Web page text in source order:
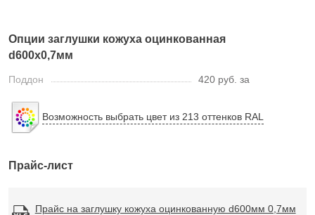
Опции заглушки кожуха оцинкованная
d600х0,7мм
Поддон 420 руб. за
Возможность выбрать цвет из 213 оттенков RAL
Прайс-лист
Прайс на заглушку кожуха оцинкованную d600мм 0,7мм